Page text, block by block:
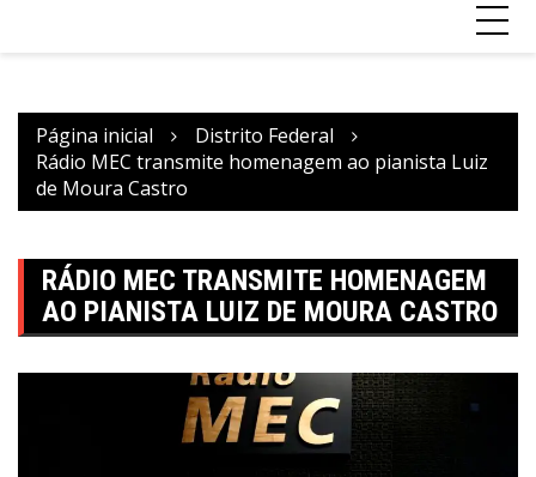
Página inicial
Distrito Federal
Rádio MEC transmite homenagem ao pianista Luiz
de Moura Castro
RÁDIO MEC TRANSMITE HOMENAGEM
AO PIANISTA LUIZ DE MOURA CASTRO